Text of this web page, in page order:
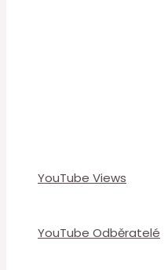
YouTube Views
YouTube Odběratelé